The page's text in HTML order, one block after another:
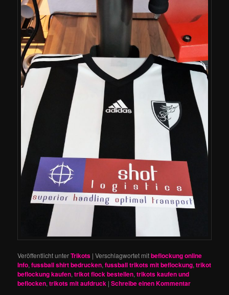
Veröffentlicht unterTrikots |Verschlagwortet mitbeflockung online
Info,fussball shirt bedrucken,fussball trikots mit beflockung,trikot
beflockung kaufen,trikot flock bestellen,trikots kaufen und
beflocken,trikots mit aufdruck |Schreibe einen Kommentar